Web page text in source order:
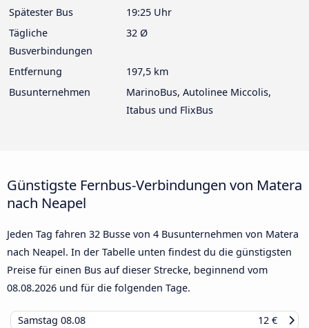
Spätester Bus
19:25 Uhr
Tägliche
Busverbindungen
32 Ø
Entfernung
197,5 km
Busunternehmen
MarinoBus, Autolinee Miccolis,
Itabus und FlixBus
Günstigste Fernbus-Verbindungen von Matera
nach Neapel
Jeden Tag fahren 32 Busse von 4 Busunternehmen von Matera
nach Neapel. In der Tabelle unten findest du die günstigsten
Preise für einen Bus auf dieser Strecke, beginnend vom
08.08.2026 und für die folgenden Tage.
Samstag 08.08
12 €